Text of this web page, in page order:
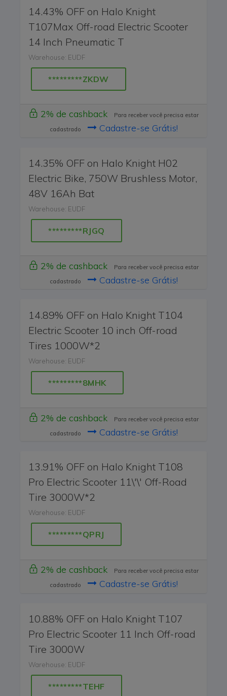
14.43% OFF on Halo Knight
T107Max Off-road Electric Scooter
14 Inch Pneumatic T
Warehouse: EUDF
*********ZKDW
2% de cashback
Para receber você precisa estar
cadastrado
Cadastre-se Grátis!
14.35% OFF on Halo Knight H02
Electric Bike, 750W Brushless Motor,
48V 16Ah Bat
Warehouse: EUDF
*********RJGQ
2% de cashback
Para receber você precisa estar
cadastrado
Cadastre-se Grátis!
14.89% OFF on Halo Knight T104
Electric Scooter 10 inch Off-road
Tires 1000W*2
Warehouse: EUDF
*********8MHK
2% de cashback
Para receber você precisa estar
cadastrado
Cadastre-se Grátis!
13.91% OFF on Halo Knight T108
Pro Electric Scooter 11\'\' Off-Road
Tire 3000W*2
Warehouse: EUDF
*********QPRJ
2% de cashback
Para receber você precisa estar
cadastrado
Cadastre-se Grátis!
10.88% OFF on Halo Knight T107
Pro Electric Scooter 11 Inch Off-road
Tire 3000W
Warehouse: EUDF
*********TEHF